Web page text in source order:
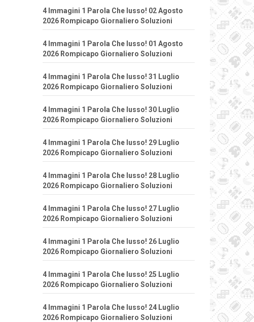
4 Immagini 1 Parola Che lusso! 02 Agosto
2026 Rompicapo Giornaliero Soluzioni
4 Immagini 1 Parola Che lusso! 01 Agosto
2026 Rompicapo Giornaliero Soluzioni
4 Immagini 1 Parola Che lusso! 31 Luglio
2026 Rompicapo Giornaliero Soluzioni
4 Immagini 1 Parola Che lusso! 30 Luglio
2026 Rompicapo Giornaliero Soluzioni
4 Immagini 1 Parola Che lusso! 29 Luglio
2026 Rompicapo Giornaliero Soluzioni
4 Immagini 1 Parola Che lusso! 28 Luglio
2026 Rompicapo Giornaliero Soluzioni
4 Immagini 1 Parola Che lusso! 27 Luglio
2026 Rompicapo Giornaliero Soluzioni
4 Immagini 1 Parola Che lusso! 26 Luglio
2026 Rompicapo Giornaliero Soluzioni
4 Immagini 1 Parola Che lusso! 25 Luglio
2026 Rompicapo Giornaliero Soluzioni
4 Immagini 1 Parola Che lusso! 24 Luglio
2026 Rompicapo Giornaliero Soluzioni